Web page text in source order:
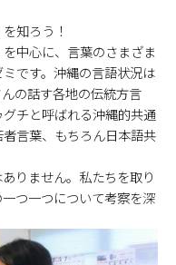
知ろう！
中心に、言葉のさまざま
です。沖縄の言語状況は
の話す各地の伝統方言
グチと呼ばれる沖縄的共通
言葉、もちろん日本語共
りません。私たちを取り
つ一つについて考察を深